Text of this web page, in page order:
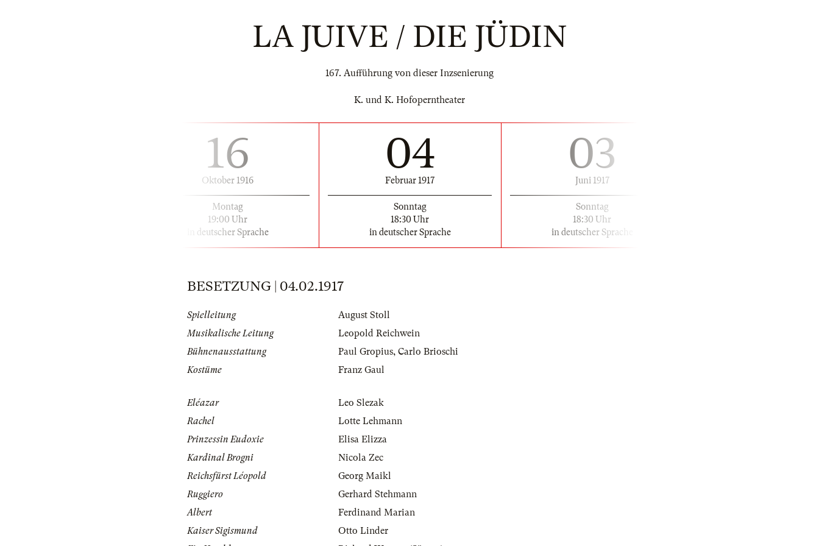
LA JUIVE / DIE JÜDIN
167. Aufführung von dieser Inzsenierung
K. und K. Hofoperntheater
16
Oktober 1916
Montag
19:00 Uhr
in deutscher Sprache
04
Februar 1917
Sonntag
18:30 Uhr
in deutscher Sprache
03
Juni 1917
Sonntag
18:30 Uhr
in deutscher Sprache
BESETZUNG | 04.02.1917
Spielleitung
August Stoll
Musikalische Leitung
Leopold Reichwein
Bühnenausstattung
Paul Gropius, Carlo Brioschi
Kostüme
Franz Gaul
Eléazar
Leo Slezak
Rachel
Lotte Lehmann
Prinzessin Eudoxie
Elisa Elizza
Kardinal Brogni
Nicola Zec
Reichsfürst Léopold
Georg Maikl
Ruggiero
Gerhard Stehmann
Albert
Ferdinand Marian
Kaiser Sigismund
Otto Linder